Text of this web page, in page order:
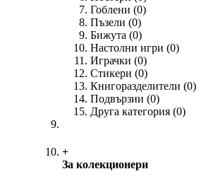
Гоблени (0)
Пъзели (0)
Бижута (0)
Настолни игри (0)
Играчки (0)
Стикери (0)
Книгоразделители (0)
Подвързии (0)
Друга категория (0)
+
За колекционери